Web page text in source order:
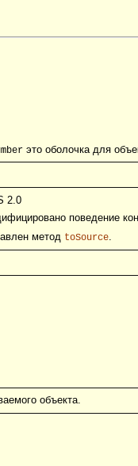
это оболочка для
2.0
поведение
метод toSource.
объекта.